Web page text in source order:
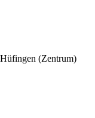
(Zentrum)